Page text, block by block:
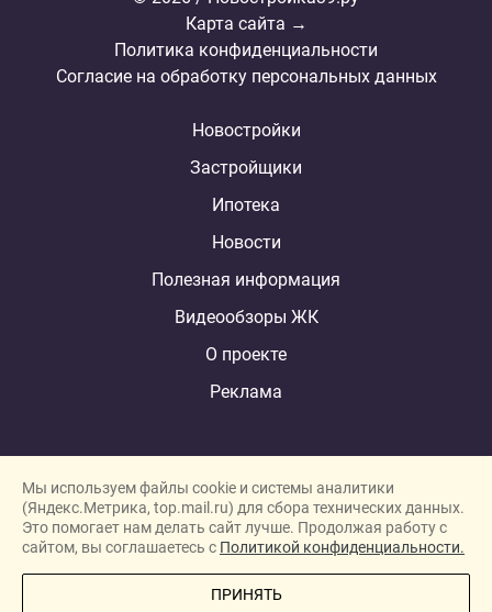
Карта сайта →
Политика конфиденциальности
Согласие на обработку персональных данных
Новостройки
Застройщики
Ипотека
Новости
Полезная информация
Видеообзоры ЖК
О проекте
Реклама
New homes in Dubai
New homes in London
Мы используем файлы cookie и системы аналитики
(Яндекс.Метрика, top.mail.ru) для сбора технических данных.
Это помогает нам делать сайт лучше. Продолжая работу с
сайтом, вы соглашаетесь с Политикой конфиденциальности.
ПРИНЯТЬ